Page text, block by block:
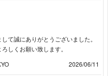
て誠にありがとうございました。
しくお願い致します。
2026/06/11